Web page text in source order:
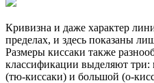
Кривизна и даже характер
пределах, и здесь показаны
Размеры киссаки также
классификации выделяют три:
(тю-киссаки) и большой (о-